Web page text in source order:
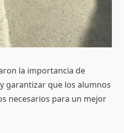
la importancia de
garantizar que los alumnos
necesarios para un mejor